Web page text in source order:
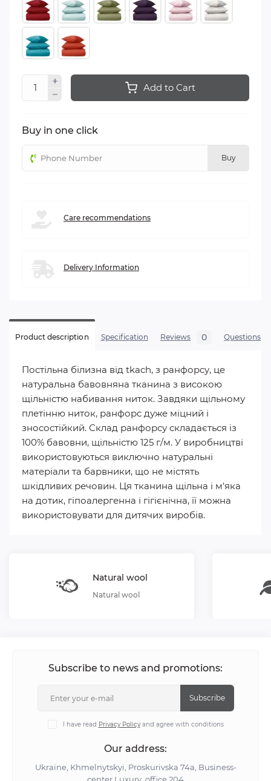
Add to Cart
Buy in one click
Buy
Сare recommendations
Delivery Information
Product description Specification Reviews 0 Questions
Постільна білизна від tkach, з ранфорсу, це
натуральна бавовняна тканина з високою
щільністю набивання ниток. Завдяки щільному
плетінню ниток, ранфорс дуже міцний і
зносостійкий. Склад ранфорсу складається із
100% бавовни, щільністю 125 г/м. У виробництві
використовуються виключно натуральні
матеріали та барвники, що не містять
шкідливих речовин. Ця тканина щільна і м'яка
на дотик, гіпоалергенна і гігієнічна, її можна
використовувати для дитячих виробів.
Natural wool
Natural wool
Subscribe to news and promotions:
Subscribe
I have read Privacy Policyand agree with conditions
Our address:
Ukraine, Khmelnytskyi, Proskurivska 74а, Business-